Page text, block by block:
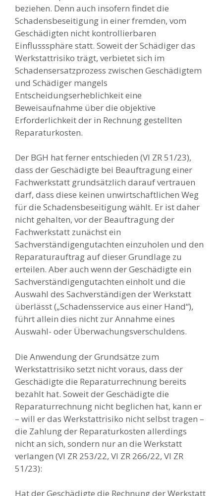
beziehen. Denn auch insofern findet die
Schadensbeseitigung in einer fremden, vom
Geschädigten nicht kontrollierbaren
Einflusssphäre statt. Soweit der Schädiger das
Werkstattrisiko trägt, verbietet sich im
Schadensersatzprozess zwischen Geschädigtem
und Schädiger mangels
Entscheidungserheblichkeit eine
Beweisaufnahme über die objektive
Erforderlichkeit der in Rechnung gestellten
Reparaturkosten.
Der BGH hat ferner entschieden (VI ZR 51/23),
dass der Geschädigte bei Beauftragung einer
Fachwerkstatt grundsätzlich darauf vertrauen
darf, dass diese keinen unwirtschaftlichen Weg
für die Schadensbeseitigung wählt. Er ist daher
nicht gehalten, vor der Beauftragung der
Fachwerkstatt zunächst ein
Sachverständigengutachten einzuholen und den
Reparaturauftrag auf dieser Grundlage zu
erteilen. Aber auch wenn der Geschädigte ein
Sachverständigengutachten einholt und die
Auswahl des Sachverständigen der Werkstatt
überlässt („Schadensservice aus einer Hand“),
führt allein dies nicht zur Annahme eines
Auswahl- oder Überwachungsverschuldens.
Die Anwendung der Grundsätze zum
Werkstattrisiko setzt nicht voraus, dass der
Geschädigte die Reparaturrechnung bereits
bezahlt hat. Soweit der Geschädigte die
Reparaturrechnung nicht beglichen hat, kann er
– will er das Werkstattrisiko nicht selbst tragen –
die Zahlung der Reparaturkosten allerdings
nicht an sich, sondern nur an die Werkstatt
verlangen (VI ZR 253/22, VI ZR 266/22, VI ZR
51/23):
Hat der Geschädigte die Rechnung der Werkstatt